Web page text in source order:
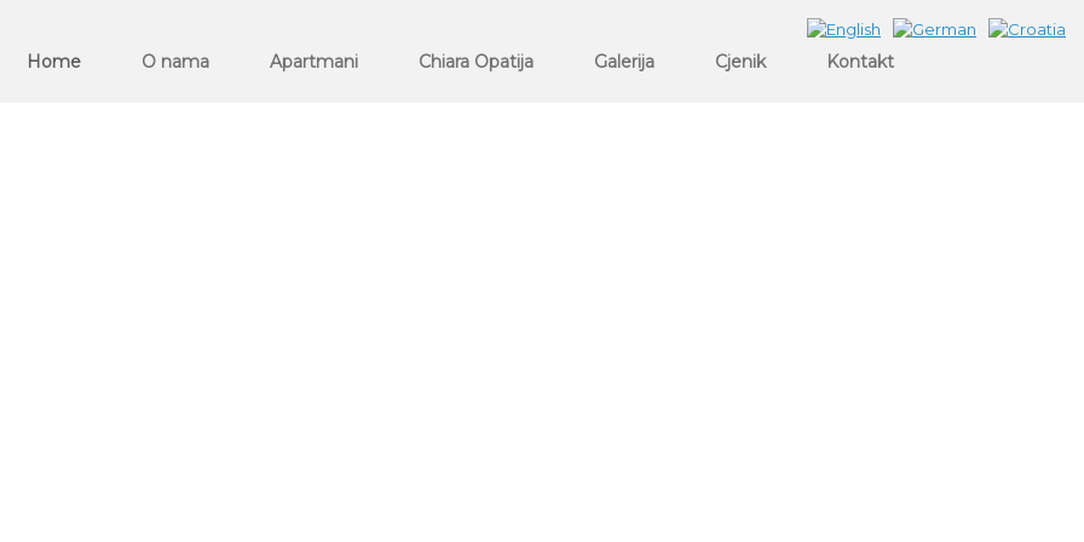
Home O nama Apartmani Chiara Opatija Galerija Cjenik Kontakt